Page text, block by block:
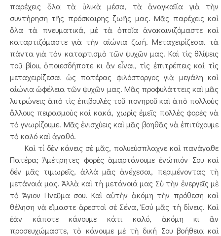
παρέχεις ὅλα τὰ ὑλικὰ μέσα, τὰ ἀναγκαῖία γιὰ τὴν
συντήρηση τῆς πρόσκαιρης ζωῆς μας. Μᾶς παρέχεις καὶ
ὅλα τὰ πνευματικά, μὲ τὰ ὁποῖα ἀνακαινιζόμαστε καὶ
καταρτιζόμαστε γιὰ τὴν αἰώνια ζωή. Μεταχειρίζεσαι τὰ
πάντα γιὰ τὸν καταρτισμὸ τῶν ψυχῶν μας. Καὶ τὶς θλίψεις
τοῦ βίου, ὁποιεσδήποτε κι ἂν εἶναι, τὶς ἐπιτρέπεις καὶ τὶς
μεταχειρίζεσαι ὡς πατέρας φιλόστοργος γιὰ μεγάλη καὶ
αἰώνια ὠφέλεια τῶν ψυχῶν μας. Μᾶς προφυλάττεις καὶ μᾶς
λυτρώνεις ἀπὸ τὶς ἐπιβουλὲς τοῦ πονηροῦ καὶ ἀπὸ πολλοὺς
ἄλλους πειρασμοὺς καὶ κακά, χωρὶς ἐμεῖς πολλὲς φορὲς νὰ
τὸ γνωρίζουμε. Μᾶς ἐνισχύεις καὶ μᾶς βοηθᾶς νὰ ἐπιτύχουμε
τὸ καλό καὶ ἀγαθό.
Καὶ τί δὲν κάνεις σὲ μᾶς, πολυεύσπλαχνε καὶ πανάγαθε
Πατέρα; Ἀμέτρητες φορὲς ἁμαρτάνουμε ἐνώπιόν Σου καὶ
δέν μᾶς τιμωρεῖς, ἀλλά μᾶς ἀνέχεσαι, περιμένοντας τὴ
μετάνοιά μας. Ἀλλὰ καὶ τὴ μετάνοιά μας Σὺ τὴν ἐνεργεῖς μὲ
τὸ Ἅγιον Πνεῦμα σου. Καὶ αὐτὴν ἀκόμη τὴν πρόθεση καὶ
θέληση νὰ εἴμαστε ἀρεστοὶ σὲ Σένα, Ἐσύ μᾶς τὴ δίνεις. Καὶ
ἐὰν κάποτε κάνουμε κάτι καλό, ἀκόμη κι ἂν
προσευχώμαστε, τὸ κάνουμε μὲ τὴ δική Σου βοήθεια καὶ